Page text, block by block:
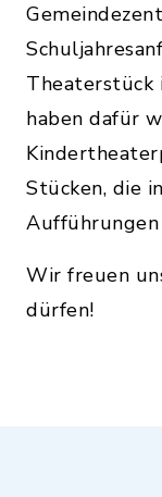
Theaterstück
haben dafür
Stücken, die
Wir freuen
dürfen!